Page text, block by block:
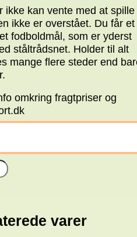
ikke kan vente med at spille
ikke er overstået. Du får et
fodboldmål, som er yderst
ståltrådsnet. Holder til alt
mange flere steder end
omkring fragtpriser og
varer